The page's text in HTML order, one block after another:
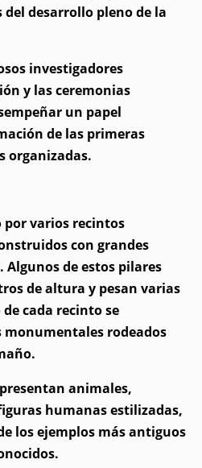
desarrollo pleno de la
investigadores
y las ceremonias
un papel
de las primeras
organizadas.
por varios recintos
con grandes
Algunos de estos pilares
de altura y pesan varias
cada recinto se
rodeados
animales,
humanas estilizadas,
los ejemplos más antiguos